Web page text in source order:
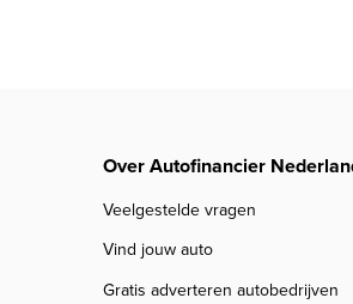
Over Autofinancier
Veelgestelde vragen
Vind jouw auto
Gratis adverteren autobedrijven